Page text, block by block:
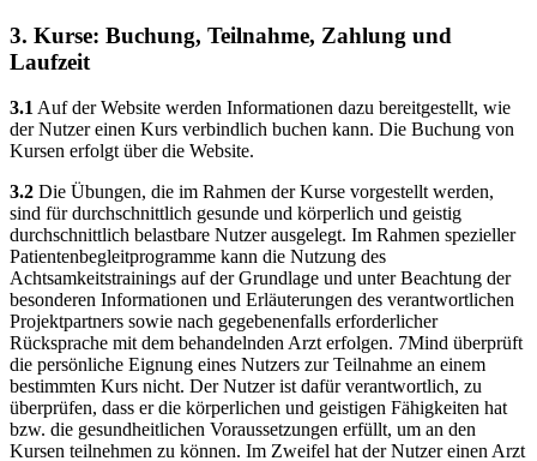
3. Kurse: Buchung, Teilnahme, Zahlung und
Laufzeit
3.1 Auf der Website werden Informationen dazu bereitgestellt, wie
der Nutzer einen Kurs verbindlich buchen kann. Die Buchung von
Kursen erfolgt über die Website.
3.2 Die Übungen, die im Rahmen der Kurse vorgestellt werden,
sind für durchschnittlich gesunde und körperlich und geistig
durchschnittlich belastbare Nutzer ausgelegt. Im Rahmen spezieller
Patientenbegleitprogramme kann die Nutzung des
Achtsamkeitstrainings auf der Grundlage und unter Beachtung der
besonderen Informationen und Erläuterungen des verantwortlichen
Projektpartners sowie nach gegebenenfalls erforderlicher
Rücksprache mit dem behandelnden Arzt erfolgen. 7Mind überprüft
die persönliche Eignung eines Nutzers zur Teilnahme an einem
bestimmten Kurs nicht. Der Nutzer ist dafür verantwortlich, zu
überprüfen, dass er die körperlichen und geistigen Fähigkeiten hat
bzw. die gesundheitlichen Voraussetzungen erfüllt, um an den
Kursen teilnehmen zu können. Im Zweifel hat der Nutzer einen Arzt